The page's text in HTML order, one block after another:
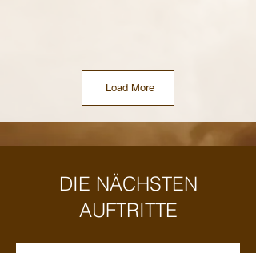
Load More
DIE NÄCHSTEN
AUFTRITTE